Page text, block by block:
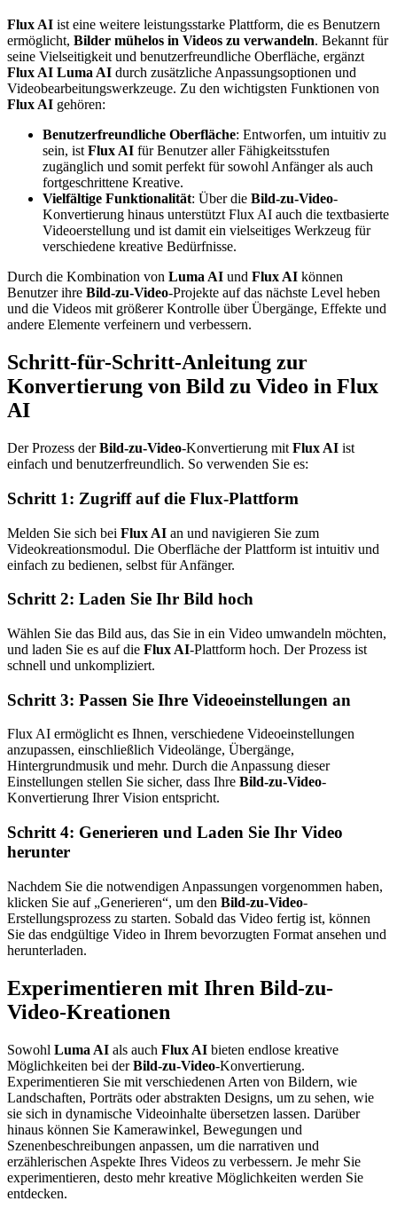
Flux AI ist eine weitere leistungsstarke Plattform, die es Benutzern
ermöglicht, Bilder mühelos in Videos zu verwandeln. Bekannt für
seine Vielseitigkeit und benutzerfreundliche Oberfläche, ergänzt
Flux AI Luma AI durch zusätzliche Anpassungsoptionen und
Videobearbeitungswerkzeuge. Zu den wichtigsten Funktionen von
Flux AI gehören:
Benutzerfreundliche Oberfläche: Entworfen, um intuitiv zu
sein, ist Flux AI für Benutzer aller Fähigkeitsstufen
zugänglich und somit perfekt für sowohl Anfänger als auch
fortgeschrittene Kreative.
Vielfältige Funktionalität: Über die Bild-zu-Video-
Konvertierung hinaus unterstützt Flux AI auch die textbasierte
Videoerstellung und ist damit ein vielseitiges Werkzeug für
verschiedene kreative Bedürfnisse.
Durch die Kombination von Luma AI und Flux AI können
Benutzer ihre Bild-zu-Video-Projekte auf das nächste Level heben
und die Videos mit größerer Kontrolle über Übergänge, Effekte und
andere Elemente verfeinern und verbessern.
Schritt-für-Schritt-Anleitung zur
Konvertierung von Bild zu Video in Flux
AI
Der Prozess derBild-zu-Video-Konvertierung mit Flux AI ist
einfach und benutzerfreundlich. So verwenden Sie es:
Schritt 1: Zugriff auf die Flux-Plattform
Melden Sie sich bei Flux AI an und navigieren Sie zum
Videokreationsmodul. Die Oberfläche der Plattform ist intuitiv und
einfach zu bedienen, selbst für Anfänger.
Schritt 2: Laden Sie Ihr Bild hoch
Wählen Sie das Bild aus, das Sie in ein Video umwandeln möchten,
und laden Sie es auf die Flux AI-Plattform hoch. Der Prozess ist
schnell und unkompliziert.
Schritt 3: Passen Sie Ihre Videoeinstellungen an
Flux AI ermöglicht es Ihnen, verschiedene Videoeinstellungen
anzupassen, einschließlich Videolänge, Übergänge,
Hintergrundmusik und mehr. Durch die Anpassung dieser
Einstellungen stellen Sie sicher, dass Ihre Bild-zu-Video-
Konvertierung Ihrer Vision entspricht.
Schritt 4: Generieren und Laden Sie Ihr Video
herunter
Nachdem Sie die notwendigen Anpassungen vorgenommen haben,
klicken Sie auf „Generieren“, um den Bild-zu-Video-
Erstellungsprozess zu starten. Sobald das Video fertig ist, können
Sie das endgültige Video in Ihrem bevorzugten Format ansehen und
herunterladen.
Experimentieren mit Ihren Bild-zu-
Video-Kreationen
Sowohl Luma AI als auch Flux AI bieten endlose kreative
Möglichkeiten bei derBild-zu-Video-Konvertierung.
Experimentieren Sie mit verschiedenen Arten von Bildern, wie
Landschaften, Porträts oder abstrakten Designs, um zu sehen, wie
sie sich in dynamische Videoinhalte übersetzen lassen. Darüber
hinaus können Sie Kamerawinkel, Bewegungen und
Szenenbeschreibungen anpassen, um die narrativen und
erzählerischen Aspekte Ihres Videos zu verbessern. Je mehr Sie
experimentieren, desto mehr kreative Möglichkeiten werden Sie
entdecken.